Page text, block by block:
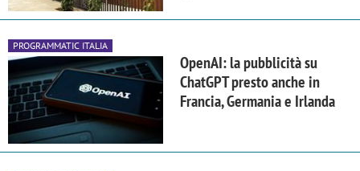
PROGRAMMATIC ITALIA
OpenAI: la pubblicità su
ChatGPT presto anche in
Francia, Germania e Irlanda